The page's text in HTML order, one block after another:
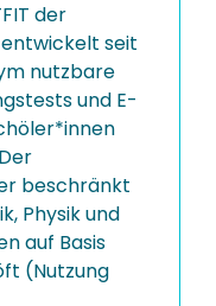
der
seit
nutzbare
und E-
beschränkt
Physik und
auf Basis
(Nutzung